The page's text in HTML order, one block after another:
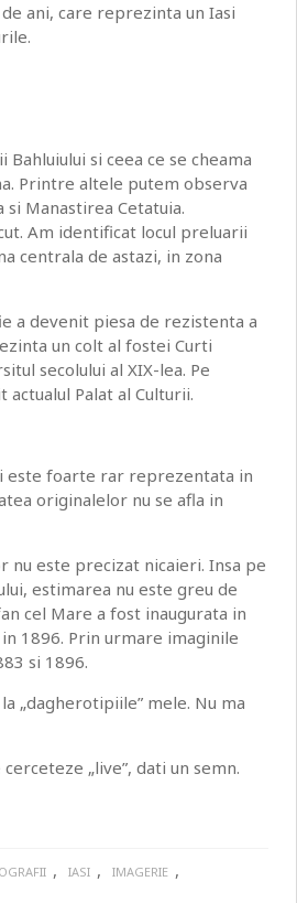
ani, care reprezinta un Iasi
Bahluiului si ceea ce se cheama
Printre altele putem observa
si Manastirea Cetatuia.
Am identificat locul preluarii
centrala de astazi, in zona
a devenit piesa de rezistenta a
un colt al fostei Curti
secolului al XIX-lea. Pe
Palat al Culturii.
este foarte rar reprezentata in
originalelor nu se afla in
nu este precizat nicaieri. Insa pe
estimarea nu este greu de
cel Mare a fost inaugurata in
1896. Prin urmare imaginile
si 1896.
„dagherotipiile” mele. Nu ma
„live”, dati un semn.
, IASI , IMAGERIE ,